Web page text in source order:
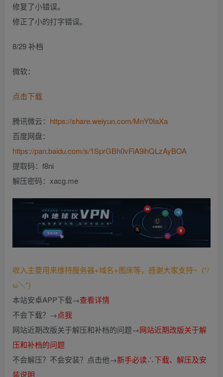
修复了小错误。
修正了小的打字错误。
8/29 补档
微软：
点击下载
腾讯微云： https://share.weiyun.com/MnY0IaXa
百度网盘：
https://pan.baidu.com/s/1SprGBh0vFiA9ihQLzAyBOA
提取码：f8ni
解压密码：xacg.me
收入主要用来维持服务器+域名+图床等，感谢大家支持~ (*/
ω＼*)
本站安卓APP下载→查看详情
不会下载？→点我
网站近期改版关于解压和补档的问题→网站近期改版关于解
压和补档的问题
不会解压？不会安装？点击他→新手必读∴下载、解压及安
装说明